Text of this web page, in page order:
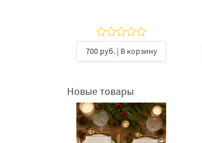
700 руб.| В корзину
Новые товары